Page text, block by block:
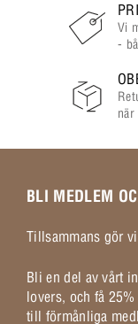
Vi
-
BLI MEDLEM
Tillsammans gör
Bli en del av vårt
lovers, och få
till förmånliga